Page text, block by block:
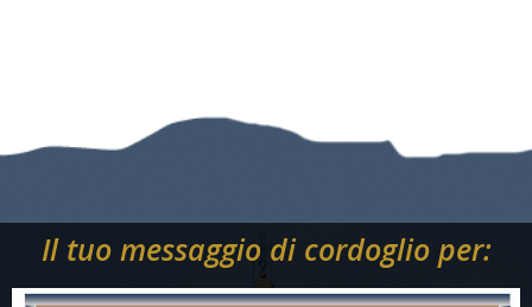
Il tuo messaggio di cordoglio per: